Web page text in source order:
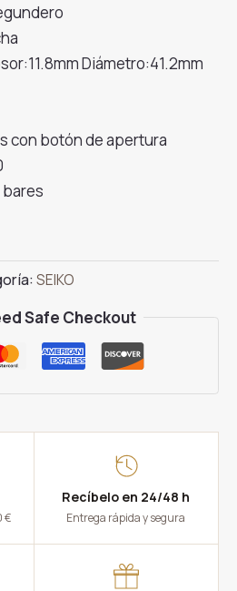
Diámetro:41.2mm
con botón de apertura
bares
SEIKO
Safe Checkout
€
Recíbelo en 24/48 h
Entrega rápida y segura